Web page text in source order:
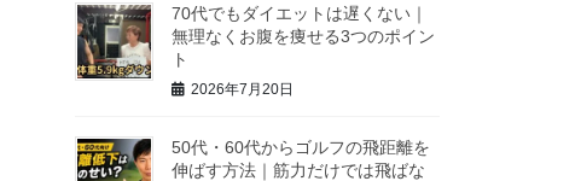
70代でもダイエットは遅くない｜
無理なくお腹を痩せる3つのポイン
ト
2026年7月20日
50代・60代からゴルフの飛距離を
伸ばす方法｜筋力だけでは飛ばな